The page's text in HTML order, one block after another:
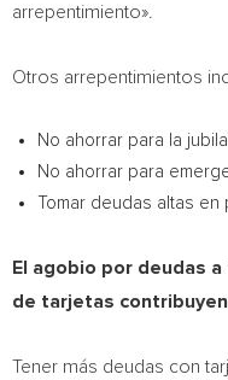
arrepentimiento».
Otros arrepentimientos
No ahorrar para la
No ahorrar para
Tomar deudas altas en
El agobio por deudas
de tarjetas
Tener más deudas con